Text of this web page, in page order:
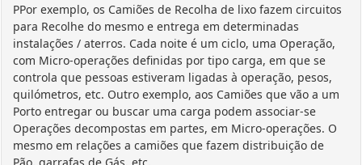
PPor exemplo, os Camiões de Recolha de lixo fazem circuitos
para Recolhe do mesmo e entrega em determinadas
instalações / aterros. Cada noite é um ciclo, uma Operação,
com Micro-operações definidas por tipo carga, em que se
controla que pessoas estiveram ligadas à operação, pesos,
quilómetros, etc. Outro exemplo, aos Camiões que vão a um
Porto entregar ou buscar uma carga podem associar-se
Operações decompostas em partes, em Micro-operações. O
mesmo em relações a camiões que fazem distribuição de